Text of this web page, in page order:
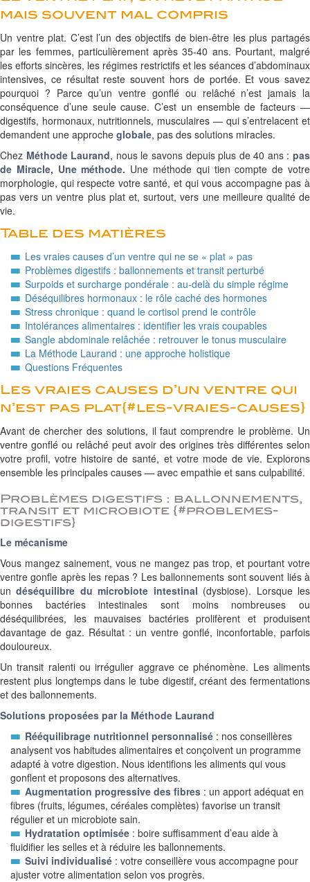
mais souvent mal compris
Un ventre plat. C’est l’un des objectifs de bien-être les plus partagés
par les femmes, particulièrement après 35-40 ans. Pourtant, malgré
les efforts sincères, les régimes restrictifs et les séances d’abdominaux
intensives, ce résultat reste souvent hors de portée. Et vous savez
pourquoi ? Parce qu’un ventre gonflé ou relâché n’est jamais la
conséquence d’une seule cause. C’est un ensemble de facteurs —
digestifs, hormonaux, nutritionnels, musculaires — qui s’entrelacent et
demandent une approche globale, pas des solutions miracles.
Chez Méthode Laurand, nous le savons depuis plus de 40 ans :pas
de Miracle, Une méthode. Une méthode qui tien compte de votre
morphologie, qui respecte votre santé, et qui vous accompagne pas à
pas vers un ventre plus plat et, surtout, vers une meilleure qualité de
vie.
Table des matières
Les vraies causes d’un ventre qui ne se « plat » pas
Problèmes digestifs : ballonnements et transit perturbé
Surpoids et surcharge pondérale : au-delà du simple régime
Déséquilibres hormonaux : le rôle caché des hormones
Stress chronique : quand le cortisol prend le contrôle
Intolérances alimentaires : identifier les vrais coupables
Sangle abdominale relâchée : retrouver le tonus musculaire
La Méthode Laurand : une approche holistique
Questions Fréquentes
Les vraies causes d’un ventre qui
n’est pas plat{#les-vraies-causes}
Avant de chercher des solutions, il faut comprendre le problème. Un
ventre gonflé ou relâché peut avoir des origines très différentes selon
votre profil, votre histoire de santé, et votre mode de vie. Explorons
ensemble les principales causes — avec empathie et sans culpabilité.
Problèmes digestifs : ballonnements,
transit et microbiote {#problemes-
digestifs}
Le mécanisme
Vous mangez sainement, vous ne mangez pas trop, et pourtant votre
ventre gonfle après les repas ? Les ballonnements sont souvent liés à
undéséquilibre du microbiote intestinal (dysbiose). Lorsque les
bonnes bactéries intestinales sont moins nombreuses ou
déséquilibrées, les mauvaises bactéries prolifèrent et produisent
davantage de gaz. Résultat : un ventre gonflé, inconfortable, parfois
douloureux.
Un transit ralenti ou irrégulier aggrave ce phénomène. Les aliments
restent plus longtemps dans le tube digestif, créant des fermentations
et des ballonnements.
Solutions proposées par la Méthode Laurand
Rééquilibrage nutritionnel personnalisé : nos conseillères
analysent vos habitudes alimentaires et conçoivent un programme
adapté à votre digestion. Nous identifions les aliments qui vous
gonflent et proposons des alternatives.
Augmentation progressive des fibres : un apport adéquat en
fibres (fruits, légumes, céréales complètes) favorise un transit
régulier et un microbiote sain.
Hydratation optimisée : boire suffisamment d’eau aide à
fluidifier les selles et à réduire les ballonnements.
Suivi individualisé : votre conseillère vous accompagne pour
ajuster votre alimentation selon vos progrès.